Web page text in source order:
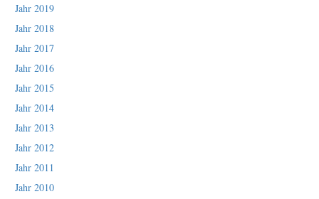
Jahr 2019
Jahr 2018
Jahr 2017
Jahr 2016
Jahr 2015
Jahr 2014
Jahr 2013
Jahr 2012
Jahr 2011
Jahr 2010